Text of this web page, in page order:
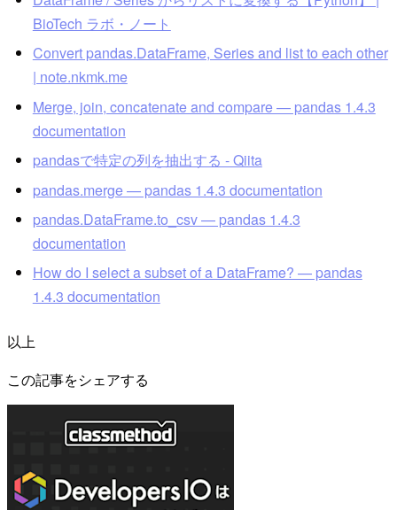
BioTech ラボ・ノート
Convert pandas.DataFrame, Series and list to each other
| note.nkmk.me
Merge, join, concatenate and compare — pandas 1.4.3
documentation
pandasで特定の列を抽出する - Qiita
pandas.merge — pandas 1.4.3 documentation
pandas.DataFrame.to_csv — pandas 1.4.3
documentation
How do I select a subset of a DataFrame? — pandas
1.4.3 documentation
以上
この記事をシェアする